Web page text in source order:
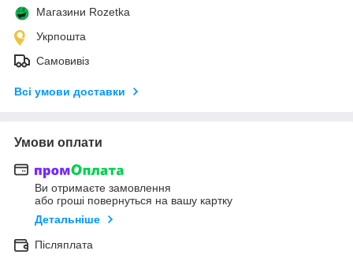
Магазини Rozetka
Укрпошта
Самовивіз
Всі умови доставки
Умови оплати
Ви отримаєте замовлення
або гроші повернуться на вашу картку
Детальніше
Післяплата